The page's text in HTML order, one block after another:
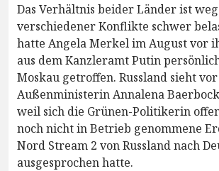
Das Verhältnis beider Länder ist
verschiedener Konflikte schwer
hatte Angela Merkel im August vor
aus dem Kanzleramt Putin
Moskau getroffen. Russland sieht
Außenministerin Annalena
weil sich die Grünen-Politikerin
noch nicht in Betrieb genommene
Nord Stream 2 von Russland nach
ausgesprochen hatte.